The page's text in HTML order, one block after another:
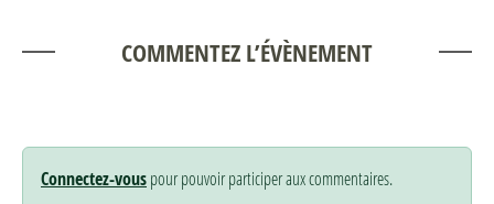
COMMENTEZ L’ÉVÈNEMENT
Connectez-vouspour pouvoir participer aux commentaires.